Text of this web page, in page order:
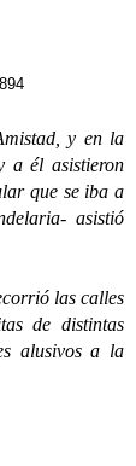
y en la
a él asistieron
que se iba a
asistió
las calles
de distintas
alusivos a la